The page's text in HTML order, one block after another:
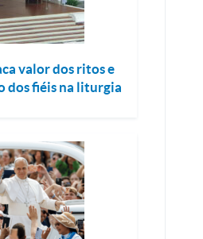
valor dos ritos e
dos fiéis na liturgia